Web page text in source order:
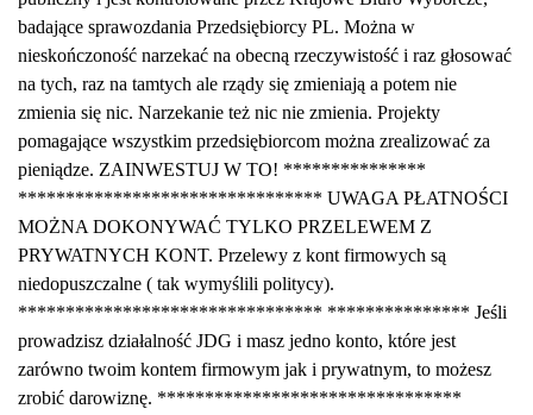
badające sprawozdania Przedsiębiorcy PL. Można w
nieskończoność narzekać na obecną rzeczywistość i raz głosować
na tych, raz na tamtych ale rządy się zmieniają a potem nie
zmienia się nic. Narzekanie też nic nie zmienia. Projekty
pomagające wszystkim przedsiębiorcom można zrealizować za
pieniądze. ZAINWESTUJ W TO! ***************
******************************** UWAGA PŁATNOŚCI
MOŻNA DOKONYWAĆ TYLKO PRZELEWEM Z
PRYWATNYCH KONT. Przelewy z kont firmowych są
niedopuszczalne ( tak wymyślili politycy).
******************************** *************** Jeśli
prowadzisz działalność JDG i masz jedno konto, które jest
zarówno twoim kontem firmowym jak i prywatnym, to możesz
zrobić darowiznę. ********************************